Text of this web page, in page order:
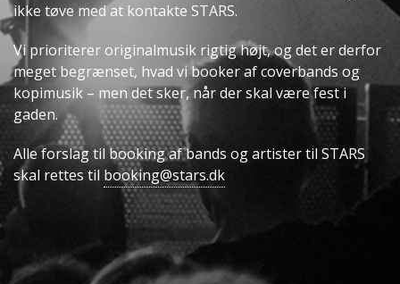
ikke tøve med at kontakte STARS.
Vi prioriterer originalmusik rigtig højt, og det er derfor
meget begrænset, hvad vi booker af coverbands og
kopimusik – men det sker, når der skal være fest i
gaden.
Alle forslag til booking af bands og artister til STARS
skal rettes til booking@stars.dk